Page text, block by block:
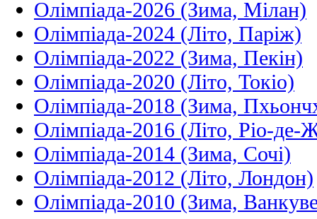
Олімпіада-2026 (Зима, Мілан)
Олімпіада-2024 (Літо, Паріж)
Олімпіада-2022 (Зима, Пекін)
Олімпіада-2020 (Літо, Токіо)
Олімпіада-2018 (Зима,
Олімпіада-2016 (Літо, Ріо-де-
Олімпіада-2014 (Зима, Сочі)
Олімпіада-2012 (Літо, Лондон)
Олімпіада-2010 (Зима,